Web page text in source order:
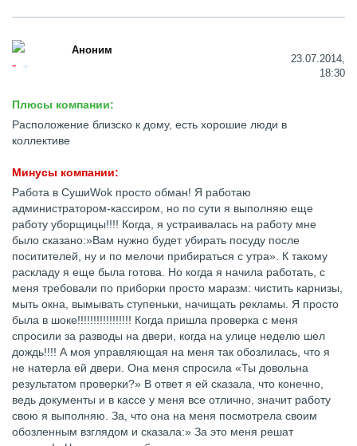
Аноним
23.07.2014,
18:30
Плюсы компании:
Расположение близско к дому, есть хорошие люди в
коллективе
Минусы компании:
Работа в СушиWok просто обман! Я работаю
администратором-кассиром, но по сути я выполняю еще
работу уборщицы!!!! Когда, я устраивалась на работу мне
было сказано:»Вам нужно будет убирать посуду после
поситителей, ну и по мелочи прибираться с утра». К такому
раскладу я еще была готова. Но когда я начила работать, с
меня требовали по приборки просто маразм: чистить карнизы,
мыть окна, вымывать ступеньки, начищать рекламы. Я просто
была в шоке!!!!!!!!!!!!!!!!! Когда пришла проверка с меня
спросили за разводы на двери, когда на улице неделю шел
дождь!!!! А моя управляющая на меня так обозлилась, что я
не натерла ей двери. Она меня спросила «Ты довольна
результатом проверки?» В ответ я ей сказала, что конечно,
ведь документы и в кассе у меня все отлично, значит работу
свою я выполняю. За, что она на меня посмотрела своим
обозленным взглядом и сказала:» За это меня решат